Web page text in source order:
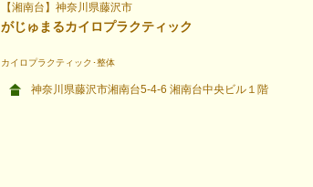
【湘南台】神奈川県藤沢市
がじゅまるカイロプラクティック
カイロプラクティック･整体
神奈川県藤沢市湘南台5-4-6 湘南台中央ビル１階